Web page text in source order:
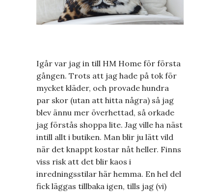
Igår var jag in till HM Home för första
gången. Trots att jag hade på tok för
mycket kläder, och provade hundra
par skor (utan att hitta några) så jag
blev ännu mer överhettad, så orkade
jag förstås shoppa lite. Jag ville ha näst
intill allt i butiken. Man blir ju lätt vild
när det knappt kostar nåt heller. Finns
viss risk att det blir kaos i
inredningsstilar här hemma. En hel del
fick läggas tillbaka igen, tills jag (vi)